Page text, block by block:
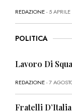
REDAZIONE- 5
POLITICA
Lavoro Di
REDAZIONE- 7
Fratelli